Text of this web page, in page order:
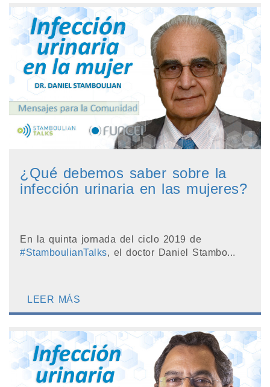
¿Qué debemos saber sobre la
infección urinaria en las mujeres?
En la quinta jornada del ciclo 2019 de
#StamboulianTalks, el doctor Daniel Stambo...
LEER MÁS